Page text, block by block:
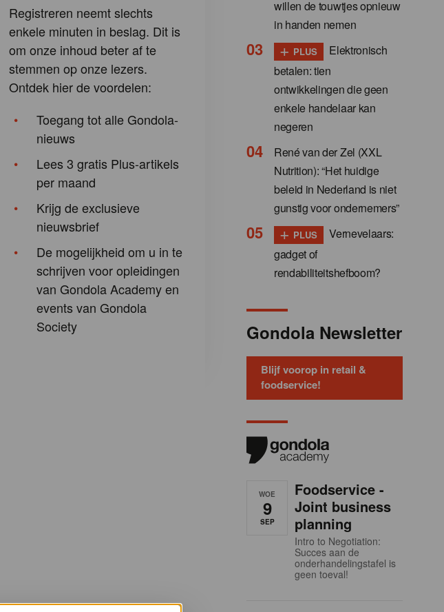
Registreren neemt slechts
enkele minuten in beslag. Dit is
om onze inhoud beter af te
stemmen op onze lezers.
Ontdek hier de voordelen:
Toegang tot alle Gondola-
nieuws
Lees 3 gratis Plus-artikels
per maand
Krijg de exclusieve
nieuwsbrief
De mogelijkheid om u in te
schrijven voor opleidingen
van Gondola Academy en
events van Gondola
Society
willen de touwtjes opnieuw
in handen nemen
+ PLUS
Elektronisch
betalen: tien
ontwikkelingen die geen
enkele handelaar kan
negeren
René van der Zel (XXL
Nutrition): “Het huidige
beleid in Nederland is niet
gunstig voor ondernemers”
+ PLUS
Vernevelaars:
gadget of
rendabiliteitshefboom?
Gondola Newsletter
Blijf voorop in retail &
foodservice!
WOE
9
SEP
Foodservice -
Joint business
planning
Intro to Negotiation:
Succes aan de
onderhandelingstafel is
geen toeval!